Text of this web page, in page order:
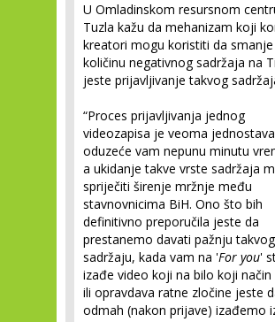
U Omladinskom resursnom
Tuzla kažu da mehanizam koji
kreatori mogu koristiti da smanje
količinu negativnog sadržaja na
jeste prijavljivanje takvog
“Proces prijavljivanja jednog
videozapisa je veoma
oduzeće vam nepunu minutu
a ukidanje takve vrste sadržaja
spriječiti širenje mržnje među
stavnovnicima BiH. Ono što bih
definitivno preporučila jeste da
prestanemo davati pažnju takvog
sadržaju, kada vam na 'For you'
izađe video koji na bilo koji način
ili opravdava ratne zločine jeste
odmah (nakon prijave) izađemo